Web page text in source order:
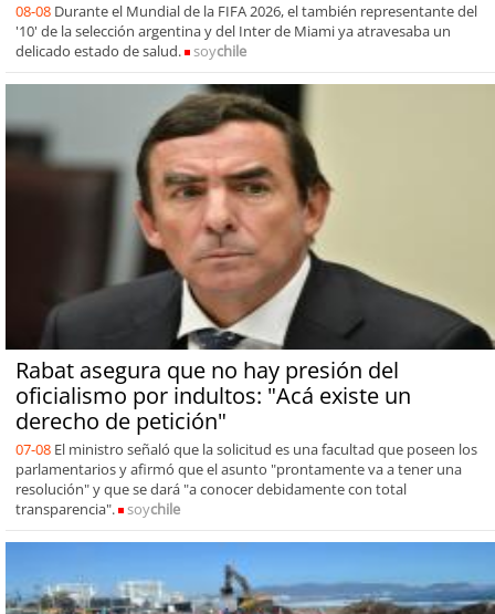
08-08 Durante el Mundial de la FIFA 2026, el también representante del
'10' de la selección argentina y del Inter de Miami ya atravesaba un
delicado estado de salud.
soychile
Rabat asegura que no hay presión del
oficialismo por indultos: "Acá existe un
derecho de petición"
07-08 El ministro señaló que la solicitud es una facultad que poseen los
parlamentarios y afirmó que el asunto "prontamente va a tener una
resolución" y que se dará "a conocer debidamente con total
transparencia".
soychile